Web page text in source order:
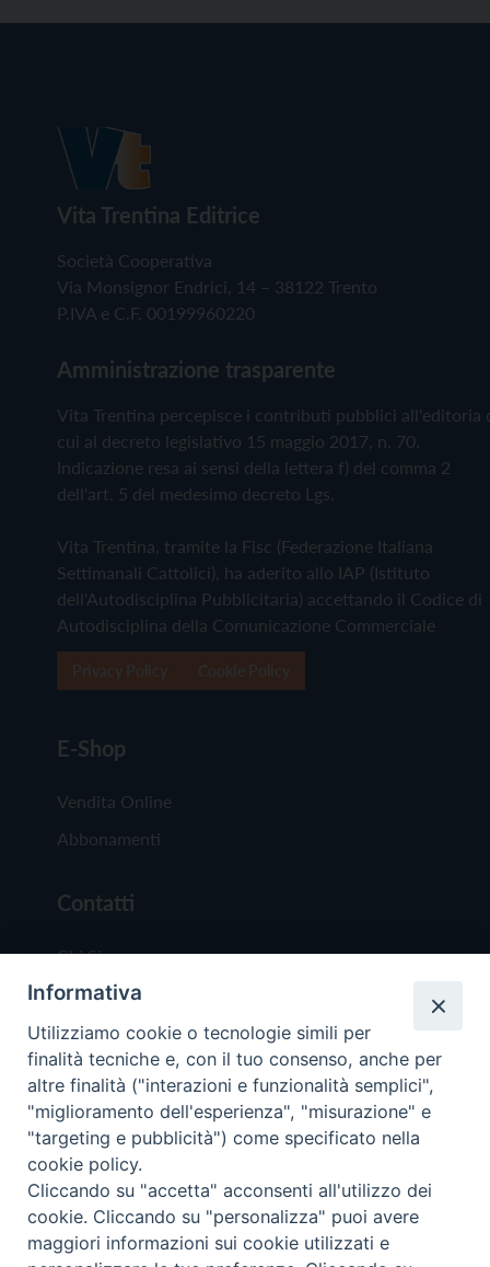
Vita Trentina Editrice
Società Cooperativa
Via Monsignor Endrici, 14 – 38122 Trento
P.IVA e C.F. 00199960220
Amministrazione trasparente
Vita Trentina percepisce i contributi pubblici all'editoria
cui al decreto legislativo 15 maggio 2017, n. 70.
Indicazione resa ai sensi della lettera f) del comma 2
dell'art. 5 del medesimo decreto Lgs.
Vita Trentina, tramite la Fisc (Federazione Italiana
Settimanali Cattolici), ha aderito allo IAP (Istituto
dell'Autodisciplina Pubblicitaria) accettando il Codice di
Autodisciplina della Comunicazione Commerciale
E-Shop
Vendita Online
Abbonamenti
Contatti
Chi Siamo
Redazione
Scrivici
Copyright © 2019 - Tutti i diritti riservati - Vita
Trentina Editrice
Privacy Policy
Informativa
Utilizziamo cookie o tecnologie simili per
finalità tecniche e, con il tuo consenso, anche per
altre finalità ("interazioni e funzionalità semplici",
"miglioramento dell'esperienza", "misurazione" e
"targeting e pubblicità") come specificato nella
cookie policy.
Cliccando su "accetta" acconsenti all'utilizzo dei
cookie. Cliccando su "personalizza" puoi avere
maggiori informazioni sui cookie utilizzati e